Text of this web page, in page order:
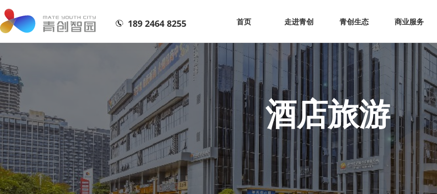
网站首页 走进青创 青创
189 2464 8255 首页 走进青创 青创生态 商业服务
酒店旅游